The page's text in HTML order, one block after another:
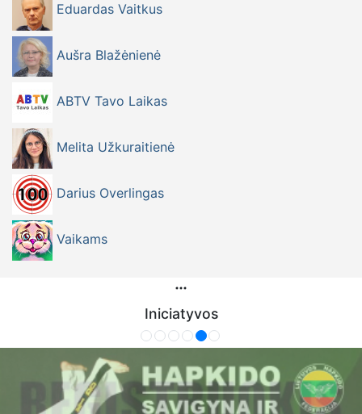
Eduardas Vaitkus
Aušra Blažėnienė
ABTV Tavo Laikas
Melita Užkuraitienė
Darius Overlingas
Vaikams
Iniciatyvos